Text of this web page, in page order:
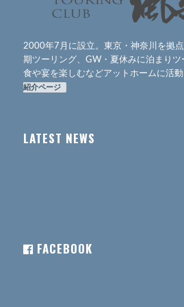
2000年7月に設立。東京・神奈川を拠
期ツーリング、GW・夏休みに泊まりツ
食や宴を楽しむなどアットホームに活動
紹介ページ
LATEST NEWS
FACEBOOK